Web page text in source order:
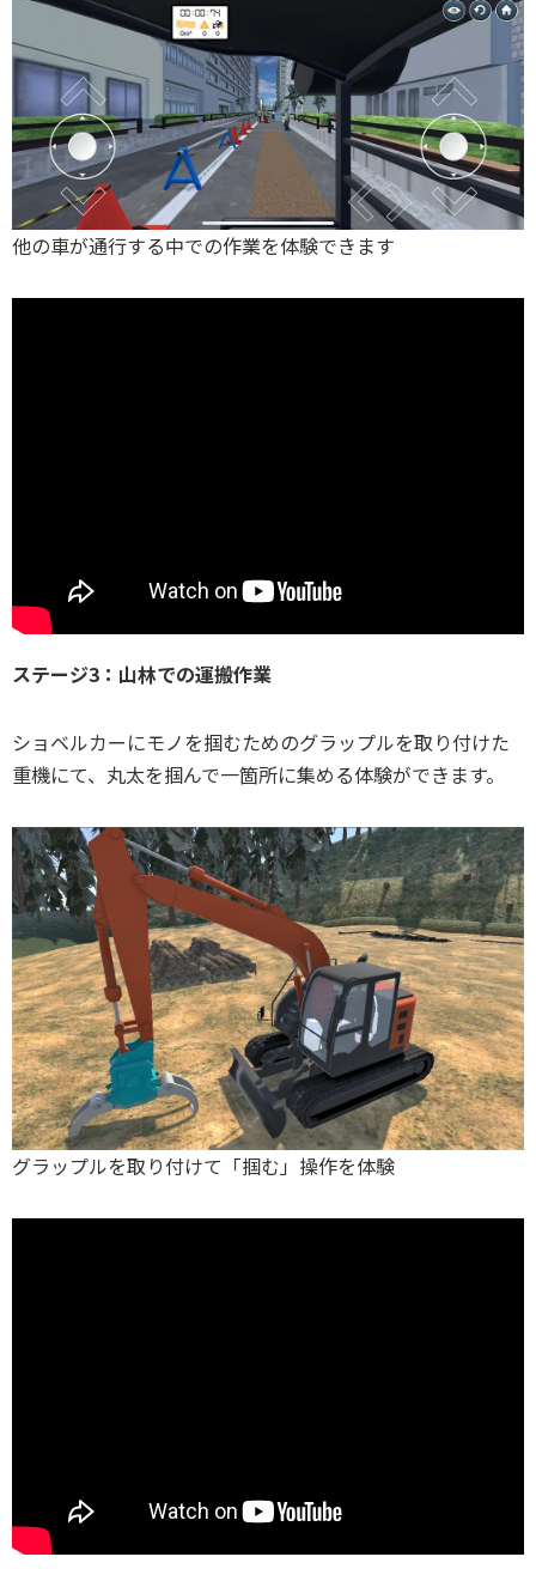
他の車が通行する中での作業を体験できます
ステージ3：山林での運搬作業
ショベルカーにモノを掴むためのグラップルを取り付けた
重機にて、丸太を掴んで一箇所に集める体験ができます。
グラップルを取り付けて「掴む」操作を体験